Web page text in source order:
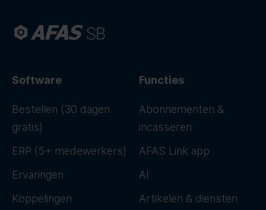
Software
Bestellen (30 dagen
gratis)
ERP (5+ medewerkers)
Ervaringen
Koppelingen
Functies
Abonnementen &
incasseren
AFAS Link app
AI
Artikelen & diensten